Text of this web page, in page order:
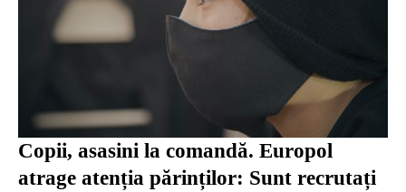
Copii, asasini la comandă. Europol
atrage atenția părinților: Sunt recrutați